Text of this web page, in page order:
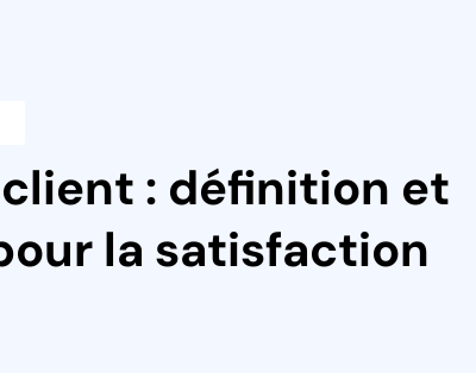
: définition et
la satisfaction